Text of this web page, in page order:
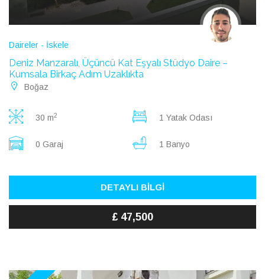
Daireler - İskele
Deniz Manzaralı, Üçüncü Kat Eşyalı Stüdyo Daire –
Kumsala Birkaç Adım Uzaklıkta
Boğaz
30 m2 1 Yatak Odası
0 Garaj 1 Banyo
DETAYLI BİLGİ
£ 47,500